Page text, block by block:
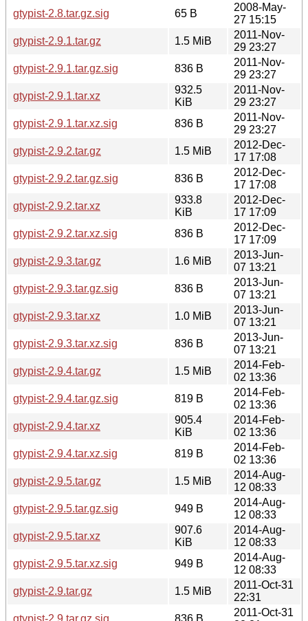
gtypist-2.8.tar.gz.sig
65 B
2008-May-
27 15:15
gtypist-2.9.1.tar.gz
1.5 MiB
2011-Nov-
29 23:27
gtypist-2.9.1.tar.gz.sig
836 B
2011-Nov-
29 23:27
gtypist-2.9.1.tar.xz
932.5
KiB
2011-Nov-
29 23:27
gtypist-2.9.1.tar.xz.sig
836 B
2011-Nov-
29 23:27
gtypist-2.9.2.tar.gz
1.5 MiB
2012-Dec-
17 17:08
gtypist-2.9.2.tar.gz.sig
836 B
2012-Dec-
17 17:08
gtypist-2.9.2.tar.xz
933.8
KiB
2012-Dec-
17 17:09
gtypist-2.9.2.tar.xz.sig
836 B
2012-Dec-
17 17:09
gtypist-2.9.3.tar.gz
1.6 MiB
2013-Jun-
07 13:21
gtypist-2.9.3.tar.gz.sig
836 B
2013-Jun-
07 13:21
gtypist-2.9.3.tar.xz
1.0 MiB
2013-Jun-
07 13:21
gtypist-2.9.3.tar.xz.sig
836 B
2013-Jun-
07 13:21
gtypist-2.9.4.tar.gz
1.5 MiB
2014-Feb-
02 13:36
gtypist-2.9.4.tar.gz.sig
819 B
2014-Feb-
02 13:36
gtypist-2.9.4.tar.xz
905.4
KiB
2014-Feb-
02 13:36
gtypist-2.9.4.tar.xz.sig
819 B
2014-Feb-
02 13:36
gtypist-2.9.5.tar.gz
1.5 MiB
2014-Aug-
12 08:33
gtypist-2.9.5.tar.gz.sig
949 B
2014-Aug-
12 08:33
gtypist-2.9.5.tar.xz
907.6
KiB
2014-Aug-
12 08:33
gtypist-2.9.5.tar.xz.sig
949 B
2014-Aug-
12 08:33
gtypist-2.9.tar.gz
1.5 MiB
2011-Oct-31
22:31
gtypist-2.9.tar.gz.sig
836 B
2011-Oct-31